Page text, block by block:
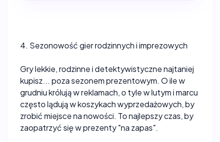
4. Sezonowość gier rodzinnych i imprezowych
Gry lekkie, rodzinne i detektywistyczne najtaniej
kupisz... poza sezonem prezentowym. O ile w
grudniu królują w reklamach, o tyle w lutym i marcu
często lądują w koszykach wyprzedażowych, by
zrobić miejsce na nowości. To najlepszy czas, by
zaopatrzyć się w prezenty "na zapas".